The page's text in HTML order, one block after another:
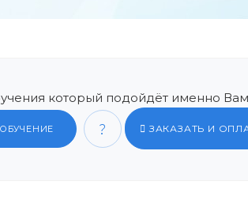
который подойдёт именно
ЗАКАЗАТЬ И